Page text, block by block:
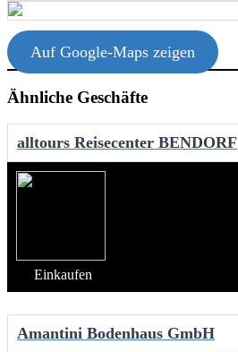
Auf Google-Maps zeigen
Ähnliche Geschäfte
alltours Reisecenter BENDORF
Einkaufen
Amantini Bodenhaus GmbH